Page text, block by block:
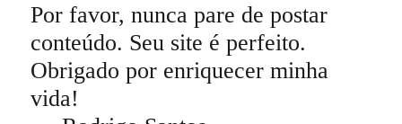
Por favor, nunca pare de postar
conteúdo. Seu site é perfeito.
Obrigado por enriquecer minha
vida!